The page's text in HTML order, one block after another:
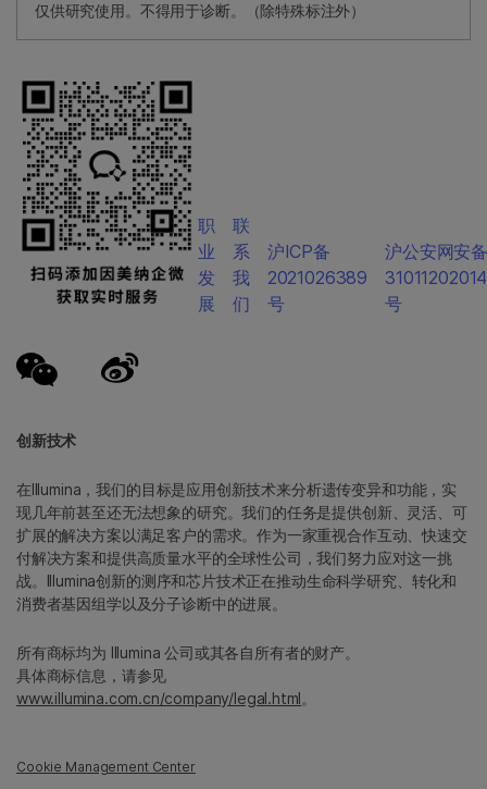
仅供研究使用。不得用于诊断。（除特殊标注外）
创新技术
在Illumina，我们的目标是应用创新技术来分析遗传变异和功能，实
现几年前甚至还无法想象的研究。我们的任务是提供创新、灵活、可
扩展的解决方案以满足客户的需求。作为一家重视合作互动、快速交
付解决方案和提供高质量水平的全球性公司，我们努力应对这一挑
战。Illumina创新的测序和芯片技术正在推动生命科学研究、转化和
消费者基因组学以及分子诊断中的进展。
所有商标均为 Illumina 公司或其各自所有者的财产。
具体商标信息，请参见
www.illumina.com.cn/company/legal.html。
Cookie Management Center
职
业
发
展
联
系
我
们
沪ICP备
2021026389
号
沪公安网安
号